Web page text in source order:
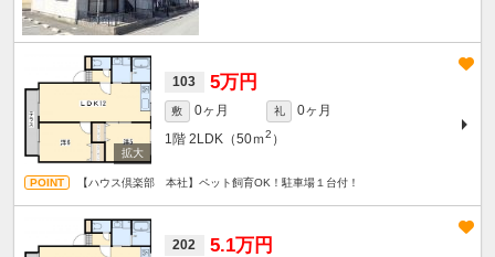
103 5万円
敷 0ヶ月 礼
0ヶ月
1階 2LDK（50ｍ2 ）
【ハウス倶楽部 本社】ペット飼育OK！駐車場１台付！
202 5.1万円